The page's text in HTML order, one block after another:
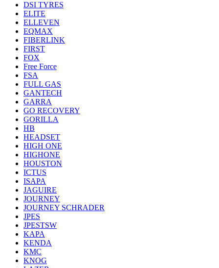
DSI TYRES
ELITE
ELLEVEN
EQMAX
FIBERLINK
FIRST
FOX
Free Force
FSA
FULL GAS
GANTECH
GARRA
GO RECOVERY
GORILLA
HB
HEADSET
HIGH ONE
HIGHONE
HOUSTON
ICTUS
ISAPA
JAGUIRE
JOURNEY
JOURNEY SCHRADER
JPES
JPESTSW
KAPA
KENDA
KMC
KNOG